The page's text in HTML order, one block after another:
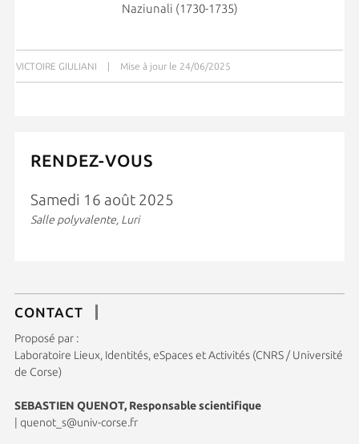
Naziunali (1730-1735)
VICTOIRE GIULIANI | Mise à jour le 24/06/2025
RENDEZ-VOUS
Samedi 16 août 2025
Salle polyvalente, Luri
CONTACT
Proposé par :
Laboratoire Lieux, Identités, eSpaces et Activités (CNRS / Université
de Corse)
SEBASTIEN QUENOT, Responsable scientifique
quenot_s@univ-corse.fr